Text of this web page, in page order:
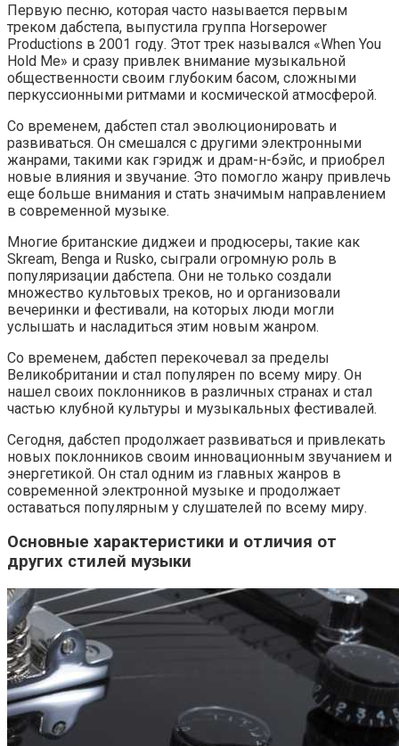
Первую песню, которая часто называется первым
треком дабстепа, выпустила группа Horsepower
Productions в 2001 году. Этот трек назывался «When You
Hold Me» и сразу привлек внимание музыкальной
общественности своим глубоким басом, сложными
перкуссионными ритмами и космической атмосферой.
Со временем, дабстеп стал эволюционировать и
развиваться. Он смешался с другими электронными
жанрами, такими как гэридж и драм-н-бэйс, и приобрел
новые влияния и звучание. Это помогло жанру привлечь
еще больше внимания и стать значимым направлением
в современной музыке.
Многие британские диджеи и продюсеры, такие как
Skream, Benga и Rusko, сыграли огромную роль в
популяризации дабстепа. Они не только создали
множество культовых треков, но и организовали
вечеринки и фестивали, на которых люди могли
услышать и насладиться этим новым жанром.
Со временем, дабстеп перекочевал за пределы
Великобритании и стал популярен по всему миру. Он
нашел своих поклонников в различных странах и стал
частью клубной культуры и музыкальных фестивалей.
Сегодня, дабстеп продолжает развиваться и привлекать
новых поклонников своим инновационным звучанием и
энергетикой. Он стал одним из главных жанров в
современной электронной музыке и продолжает
оставаться популярным у слушателей по всему миру.
Основные характеристики и отличия от
других стилей музыки